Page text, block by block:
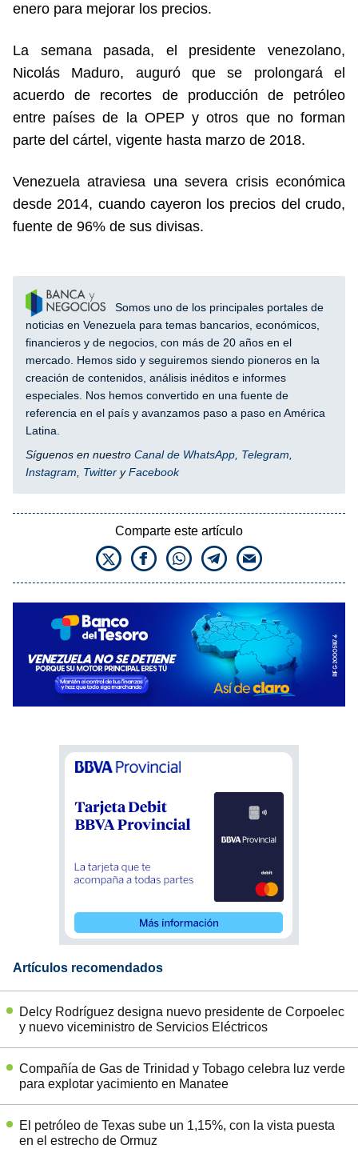
enero para mejorar los precios.
La semana pasada, el presidente venezolano,
Nicolás Maduro, auguró que se prolongará el
acuerdo de recortes de producción de petróleo
entre países de la OPEP y otros que no forman
parte del cártel, vigente hasta marzo de 2018.
Venezuela atraviesa una severa crisis económica
desde 2014, cuando cayeron los precios del crudo,
fuente de 96% de sus divisas.
Somos uno de los principales portales de
noticias en Venezuela para temas bancarios, económicos,
financieros y de negocios, con más de 20 años en el
mercado. Hemos sido y seguiremos siendo pioneros en la
creación de contenidos, análisis inéditos e informes
especiales. Nos hemos convertido en una fuente de
referencia en el país y avanzamos paso a paso en América
Latina.
Síguenos en nuestro Canal de WhatsApp, Telegram,
Instagram, Twitter yFacebook
Comparte este artículo
Artículos recomendados
Delcy Rodríguez designa nuevo presidente de Corpoelec
y nuevo viceministro de Servicios Eléctricos
Compañía de Gas de Trinidad y Tobago celebra luz verde
para explotar yacimiento en Manatee
El petróleo de Texas sube un 1,15%, con la vista puesta
en el estrecho de Ormuz